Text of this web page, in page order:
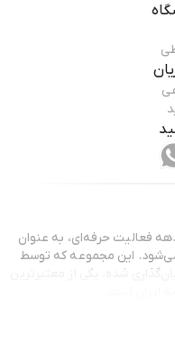
فعالیت حرفه‌ای، به عنوان
این مجموعه که توسط
مهندس آرش گلسرخی در سال 1393 بنیان‌گذاری شده، یکی از معتبرترین
ایران است.